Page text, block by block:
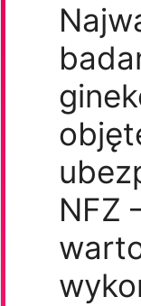
NFZ